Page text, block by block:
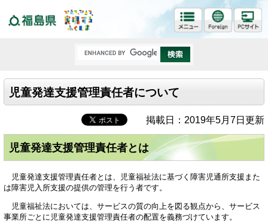
児童発達支援管理責任者について
掲載日：2019年5月7日更新
児童発達支援管理責任者とは
児童発達支援管理責任者とは、児童福祉法に基づく障害児通所支援また
は障害児入所支援の提供の管理を行う者です。
児童福祉法においては、サービスの質の向上を図る観点から、サービス
事業所ごとに児童発達支援管理責任者の配置を義務づけています。